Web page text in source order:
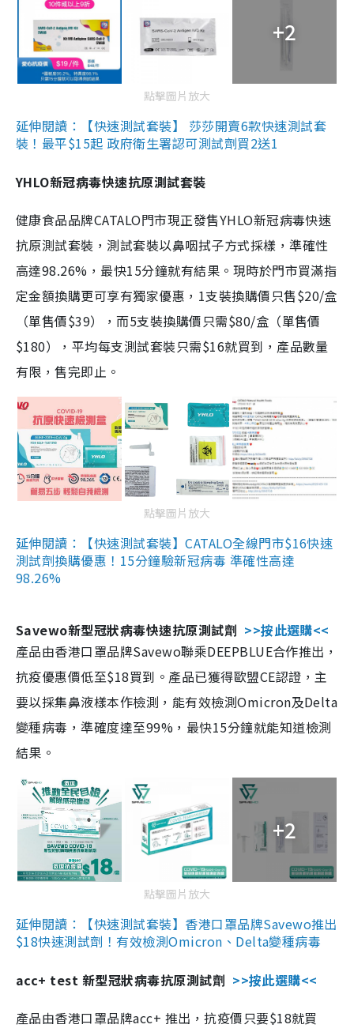
+2
點擊圖片放大
延伸閱讀：【快速測試套裝】 莎莎開賣6款快速測試套
裝！最平$15起 政府衛生署認可測試劑買2送1
YHLO新冠病毒快速抗原測試套裝
健康食品品牌CATALO門市現正發售YHLO新冠病毒快速
抗原測試套裝，測試套裝以鼻咽拭子方式採樣，準確性
高達98.26%，最快15分鐘就有結果。現時於門市買滿指
定金額換購更可享有獨家優惠，1支裝換購價只售$20/盒
（單售價$39），而5支裝換購價只需$80/盒（單售價
$180），平均每支測試套裝只需$16就買到，產品數量
有限，售完即止。
點擊圖片放大
延伸閱讀：【快速測試套裝】CATALO全線門市$16快速
測試劑換購優惠！15分鐘驗新冠病毒 準確性高達
98.26%
Savewo新型冠狀病毒快速抗原測試劑 >>按此選購<<
產品由香港口罩品牌Savewo聯乘DEEPBLUE合作推出，
抗疫優惠價低至$18買到。產品已獲得歐盟CE認證，主
要以採集鼻液樣本作檢測，能有效檢測Omicron及Delta
變種病毒，準確度達至99%，最快15分鐘就能知道檢測
結果。
+2
點擊圖片放大
延伸閱讀：【快速測試套裝】香港口罩品牌Savewo推出
$18快速測試劑！有效檢測Omicron、Delta變種病毒
acc+ test 新型冠狀病毒抗原測試劑 >>按此選購<<
產品由香港口罩品牌acc+ 推出，抗疫價只要$18就買